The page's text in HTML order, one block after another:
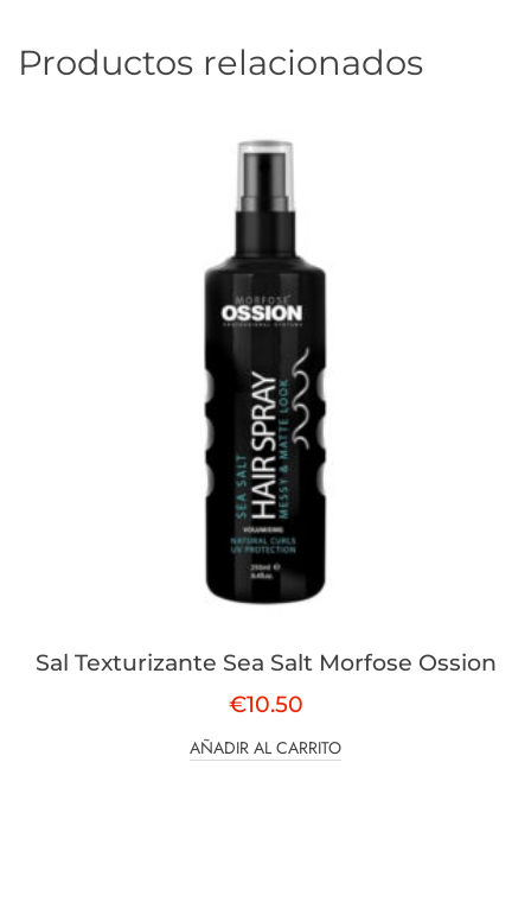
Productos relacionados
Sal Texturizante Sea Salt Morfose Ossion
€10.50
AÑADIR AL CARRITO